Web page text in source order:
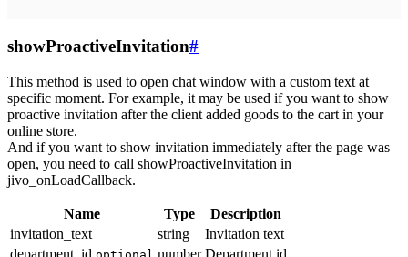
showProactiveInvitation#
This method is used to open chat window with a custom text at
specific moment. For example, it may be used if you want to show
proactive invitation after the client added goods to the cart in your
online store.
And if you want to show invitation immediately after the page was
open, you need to call showProactiveInvitation in
jivo_onLoadCallback.
Name Type
Description
invitation_text
string
Invitation text
department_id
number Department id